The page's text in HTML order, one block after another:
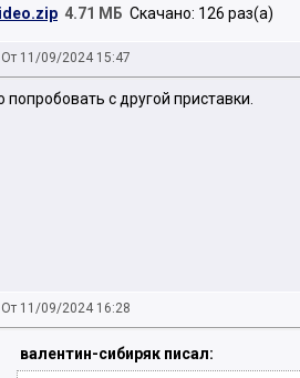
4.71 МБ Скачано: 126 раз(а)
11/09/2024 15:47
попробовать с другой приставки.
11/09/2024 16:28
валентин-сибиряк писал: